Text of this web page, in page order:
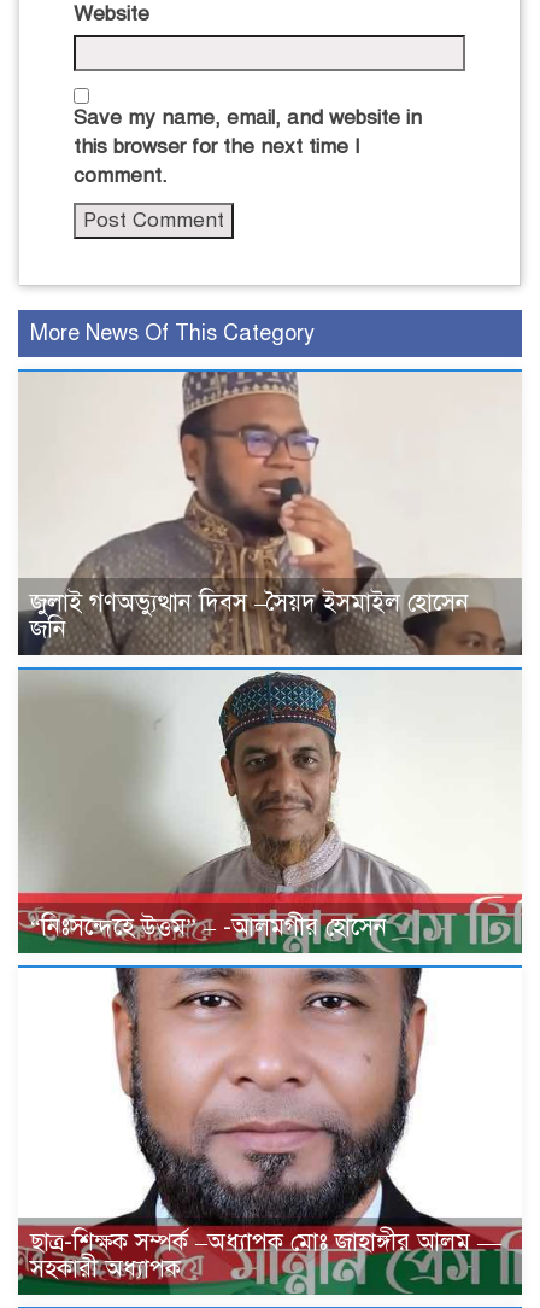
Website
Save my name, email, and website in
this browser for the next time I
comment.
More News Of This Category
জুলাই গণঅভ্যুত্থান দিবস –সৈয়দ ইসমাইল হোসেন
জনি
“নিঃসন্দেহে উত্তম” – -আলমগীর হোসেন
ছাত্র-শিক্ষক সম্পর্ক –অধ্যাপক মোঃ জাহাঙ্গীর আলম —
সহকারী অধ্যাপক